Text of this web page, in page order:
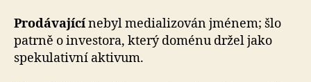
Prodávajícínebyl medializován jménem; šlo
patrně o investora, který doménu držel jako
spekulativní aktivum.